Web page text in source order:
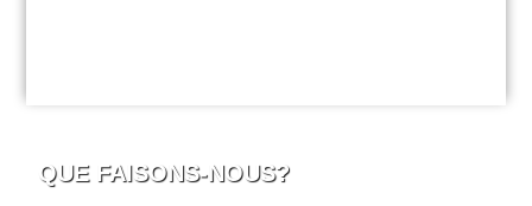
QUE FAISONS-NOUS?